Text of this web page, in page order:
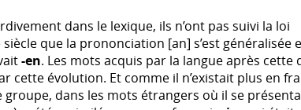
dans le lexique, ils n’ont pas suivi la loi
siècle que la prononciation [an] s’est généralisée
-en. Les mots acquis par la langue après cette
cette évolution. Et comme il n’existait plus en
dans les mots étrangers où il se